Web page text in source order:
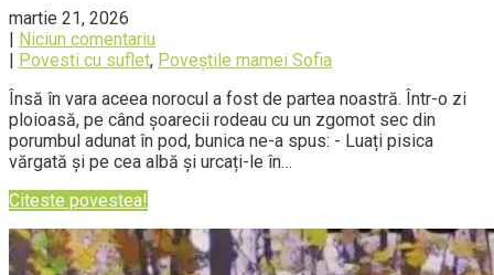
martie 21, 2026
| Niciun comentariu
| Povesti cu suflet, Poveștile mamei Sofia
Însă în vara aceea norocul a fost de partea noastră. Într-o zi
ploioasă, pe când șoarecii rodeau cu un zgomot sec din
porumbul adunat în pod, bunica ne-a spus: - Luați pisica
vărgată și pe cea albă și urcați-le în…
Citeste povestea!